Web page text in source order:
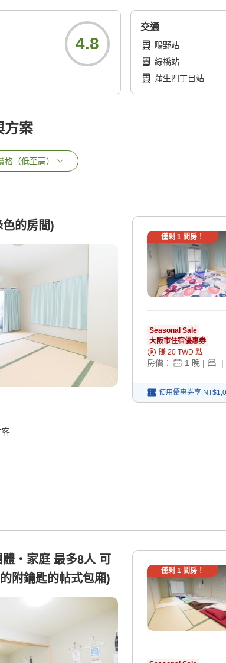
4.8
交通
鴫野站
綠橋站
蒲生四丁目站
方案
格（低至高）
色的房間)
客
僅剩 1間房！
Seasonal Sale
大阪市住宿優惠券
賺 20 TWD 點
房價： 1 晚 | |
使用優惠券享
・家庭 最多8人 可
附鑰匙的帖式包廂)
僅剩 1間房！